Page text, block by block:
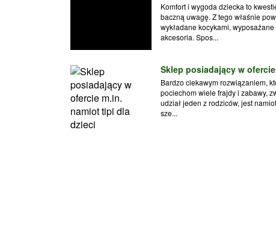
Komfort i wygoda dziecka to
baczną uwagę. Z tego właśnie
wykładane kocykami,
akcesoria. Spos...
Sklep posiadający w
Bardzo ciekawym rozwiązaniem,
pociechom wiele frajdy i zabawy,
udział jeden z rodziców, jest
sze...